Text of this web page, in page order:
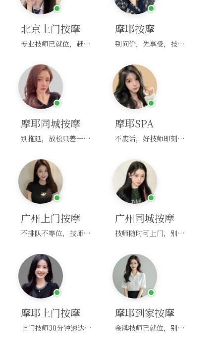
北京上门按摩
专业技师已就位，赶紧下单！
摩耶按摩
别问价，先享受，技师马上到！
摩耶同城按摩
别拖延，放松只差一次点击！
摩耶SPA
不废话，好技师即刻上门，约！
广州上门按摩
不排队不等位，技师直奔你家！
广州同城按摩
技师随时可上门，别啰嗦，赶紧约！
摩耶上门按摩
上门技师30分钟速达，别问，快约！
摩耶到家按摩
金牌技师已就位，别纠结，马上预约！